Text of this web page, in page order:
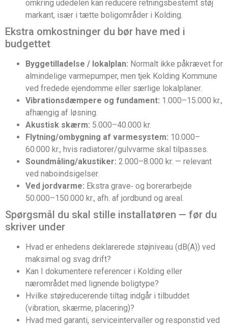
omkring udedelen kan reducere retningsbestemt støj
markant, især i tætte boligområder i Kolding.
Ekstra omkostninger du bør have med i
budgettet
Byggetilladelse / lokalplan: Normalt ikke påkrævet for
almindelige varmepumper, men tjek Kolding Kommune
ved fredede ejendomme eller særlige lokalplaner.
Vibrationsdæmpere og fundament: 1.000–15.000 kr.,
afhængig af løsning.
Akustisk skærm: 5.000–40.000 kr.
Flytning/ombygning af varmesystem: 10.000–
60.000 kr., hvis radiatorer/gulvvarme skal tilpasses.
Soundmåling/akustiker: 2.000–8.000 kr. — relevant
ved naboindsigelser.
Ved jordvarme: Ekstra grave‑ og borer­arbejde
50.000–150.000 kr., afh. af jordbund og areal.
Spørgsmål du skal stille installatøren — før du
skriver under
Hvad er enhedens deklarerede støjniveau (dB(A)) ved
maksimal og svag drift?
Kan I dokumentere referencer i Kolding eller
nærområdet med lignende boligtype?
Hvilke støjreducerende tiltag indgår i tilbuddet
(vibration, skærme, placering)?
Hvad med garanti, serviceintervaller og responstid ved